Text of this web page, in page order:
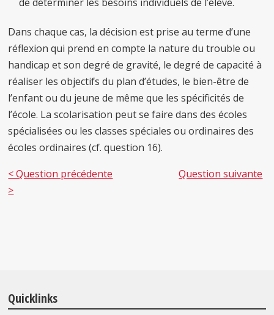
Dans chaque cas, la décision est prise au terme d’une
réflexion qui prend en compte la nature du trouble ou
handicap et son degré de gravité, le degré de capacité à
réaliser les objectifs du plan d’études, le bien-être de
l’enfant ou du jeune de même que les spécificités de
l’école. La scolarisation peut se faire dans des écoles
spécialisées ou les classes spéciales ou ordinaires des
écoles ordinaires (cf. question 16).
< Question précédente
Question suivante
>
Quicklinks